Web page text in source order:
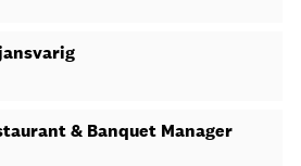
& Banquet Manager